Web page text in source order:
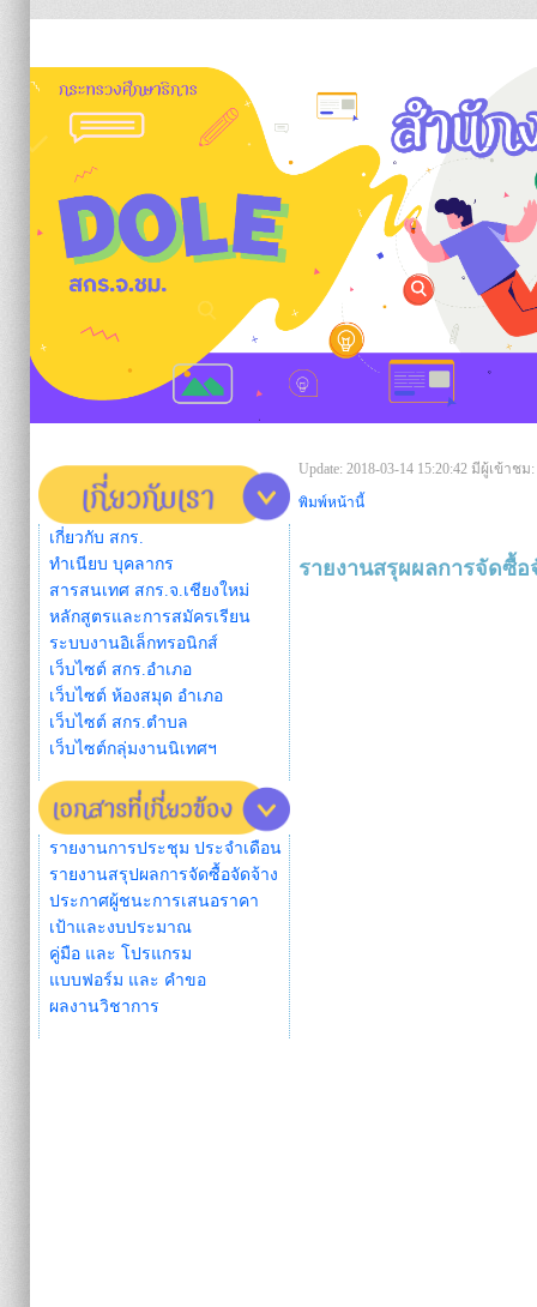
เกี่ยวกับ สกร.
ทำเนียบ บุคลากร
สารสนเทศ สกร.จ.เชียงใหม่
หลักสูตรและการสมัครเรียน
ระบบงานอิเล็กทรอนิกส์
เว็บไซต์ สกร.อำเภอ
เว็บไซต์ ห้องสมุด อำเภอ
เว็บไซต์ สกร.ตำบล
เว็บไซต์กลุ่มงานนิเทศฯ
รายงานการประชุม ประจำเดือน
รายงานสรุปผลการจัดซื้อจัดจ้าง
ประกาศผู้ชนะการเสนอราคา
เป้าและงบประมาณ
คู่มือ และ โปรแกรม
แบบฟอร์ม และ คำขอ
ผลงานวิชาการ
Update: 2018-03-14 15:20:42 มีผู้เข้าชม:
พิมพ์หน้านี้
รายงานสรุผผลการจัดซื้